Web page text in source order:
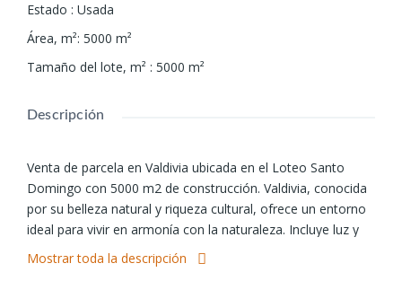
Estado : Usada
Área, m²: 5000 m²
Tamaño del lote, m² : 5000 m²
Descripción
Venta de parcela en Valdivia ubicada en el Loteo Santo
Domingo con 5000 m2 de construcción. Valdivia, conocida
por su belleza natural y riqueza cultural, ofrece un entorno
ideal para vivir en armonía con la naturaleza. Incluye luz y
factibilidad de agua, caminos ripiados y acceso cerrado.
Conectividad inmediata con acceso sur a Valdivia 10 min al
Mostrar toda la descripción